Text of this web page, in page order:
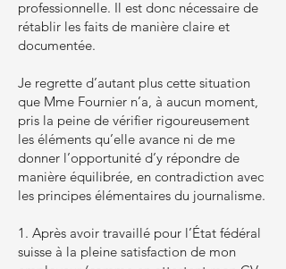
professionnelle. Il est donc nécessaire de
rétablir les faits de manière claire et
documentée.
Je regrette d’autant plus cette situation
que Mme Fournier n’a, à aucun moment,
pris la peine de vérifier rigoureusement
les éléments qu’elle avance ni de me
donner l’opportunité d’y répondre de
manière équilibrée, en contradiction avec
les principes élémentaires du journalisme.
1. Après avoir travaillé pour l’État fédéral
suisse à la pleine satisfaction de mon